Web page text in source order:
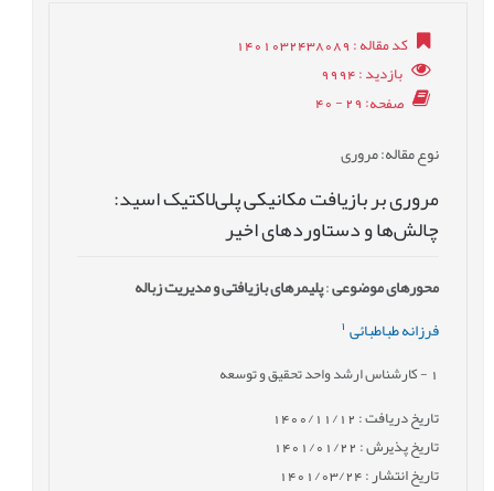
کد مقاله: 1401032438089
بازدید: 9994
صفحه: 29 - 40
نوع مقاله: مروری
مروری بر بازیافت مکانیکی پلی‌لاکتیک اسید:
چالش‌ها و دستاوردهای اخیر
محورهای موضوعی:پلیمرهای بازیافتی و مدیریت زباله
فرزانه طباطبائی
- کارشناس ارشد واحد تحقیق و توسعه
تاریخ دریافت : 1400/11/12
تاریخ پذیرش : 1401/01/22
تاریخ انتشار : 1401/03/24